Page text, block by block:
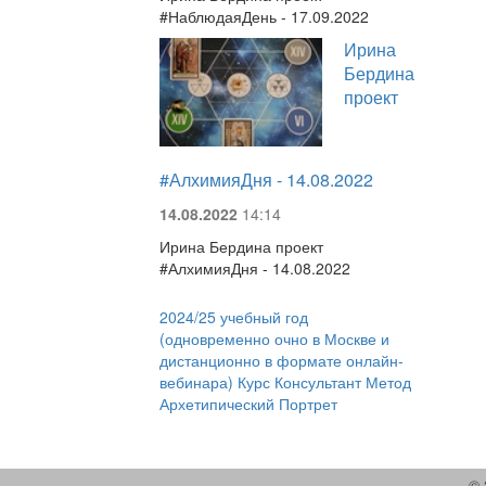
#НаблюдаяДень - 17.09.2022
Ирина
Бердина
проект
#АлхимияДня - 14.08.2022
14.08.2022 14:14
Ирина Бердина проект
#АлхимияДня - 14.08.2022
2024/25 учебный год
(одновременно очно в Москве и
дистанционно в формате онлайн-
вебинара) Курс Консультант Метод
Архетипический Портрет